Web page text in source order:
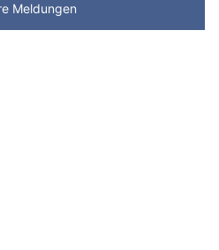
Meldungen